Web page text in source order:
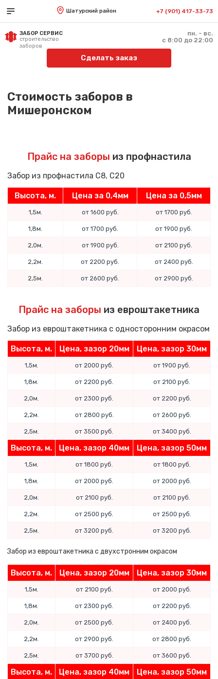
Шатурский район +7 (901) 417-33-73
ЗАБОР СЕРВИС
строительство
заборов
пн. - вс.
с 8:00 до 22:00
Сделать заказ
Стоимость заборов в
Мишеронском
Прайс на заборы из профнастила
Забор из профнастила С8, С20
Высота, м. Цена за 0,4мм Цена за 0,5мм
1,5м. от 1600 руб. от 1700 руб.
1,8м. от 1700 руб. от 1900 руб.
2,0м. от 1900 руб. от 2100 руб.
2,2м. от 2200 руб. от 2400 руб.
2,5м. от 2600 руб. от 2900 руб.
Прайс на заборы из евроштакетника
Забор из евроштакетника с односторонним окрасом
Высота, м. Цена, зазор 20мм Цена, зазор 30мм
1,5м. от 2000 руб. от 1900 руб.
1,8м. от 2200 руб. от 2100 руб.
2,0м. от 2300 руб. от 2200 руб.
2,2м. от 2800 руб. от 2600 руб.
2,5м. от 3500 руб. от 3400 руб.
Высота, м. Цена, зазор 40мм Цена, зазор 50мм
1,5м. от 1800 руб. от 1800 руб.
1,8м. от 2000 руб. от 2000 руб.
2,0м. от 2100 руб. от 2100 руб.
2,2м. от 2500 руб. от 2500 руб.
2,5м. от 3200 руб. от 3200 руб.
Забор из евроштакетника с двухстронним окрасом
Высота, м. Цена, зазор 20мм Цена, зазор 30мм
1,5м. от 2100 руб. от 2000 руб.
1,8м. от 2300 руб. от 2200 руб.
2,0м. от 2500 руб. от 2400 руб.
2,2м. от 2900 руб. от 2800 руб.
2,5м. от 3700 руб. от 3600 руб.
Высота, м. Цена, зазор 40мм Цена, зазор 50мм